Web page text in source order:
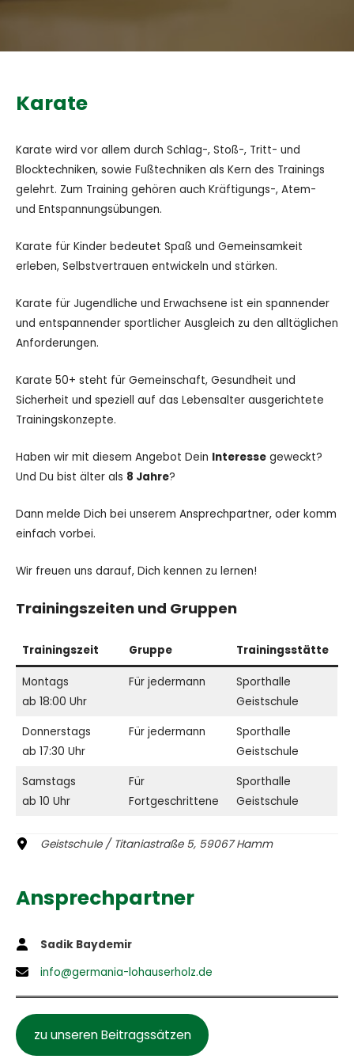
Karate
Karate wird vor allem durch Schlag-, Stoß-, Tritt- und
Blocktechniken, sowie Fußtechniken als Kern des Trainings
gelehrt. Zum Training gehören auch Kräftigungs-, Atem-
und Entspannungsübungen.
Karate für Kinder bedeutet Spaß und Gemeinsamkeit
erleben, Selbstvertrauen entwickeln und stärken.
Karate für Jugendliche und Erwachsene ist ein spannender
und entspannender sportlicher Ausgleich zu den alltäglichen
Anforderungen.
Karate 50+ steht für Gemeinschaft, Gesundheit und
Sicherheit und speziell auf das Lebensalter ausgerichtete
Trainingskonzepte.
Haben wir mit diesem Angebot Dein Interesse geweckt?
Und Du bist älter als 8 Jahre?
Dann melde Dich bei unserem Ansprechpartner, oder komm
einfach vorbei.
Wir freuen uns darauf, Dich kennen zu lernen!
Trainingszeiten und Gruppen
Trainingszeit Gruppe Trainingsstätte
Montags
ab 18:00 Uhr
Für jedermann
Sporthalle
Geistschule
Donnerstags
ab 17:30 Uhr
Für jedermann
Sporthalle
Geistschule
Samstags
ab 10 Uhr
Für
Fortgeschrittene
Sporthalle
Geistschule
Geistschule / Titaniastraße 5, 59067 Hamm
Ansprechpartner
Sadik Baydemir
info@germania-lohauserholz.de
zu unseren Beitragssätzen